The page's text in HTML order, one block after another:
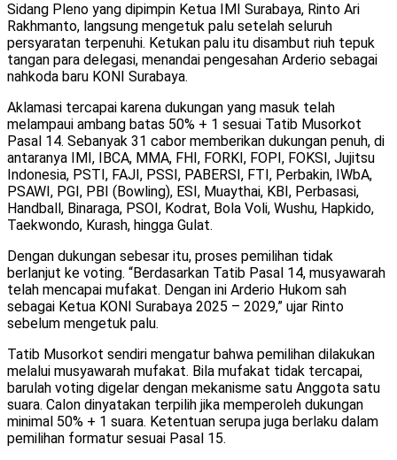
Sidang Pleno yang dipimpin Ketua IMI Surabaya, Rinto Ari
Rakhmanto, langsung mengetuk palu setelah seluruh
persyaratan terpenuhi. Ketukan palu itu disambut riuh tepuk
tangan para delegasi, menandai pengesahan Arderio sebagai
nahkoda baru KONI Surabaya.
Aklamasi tercapai karena dukungan yang masuk telah
melampaui ambang batas 50% + 1 sesuai Tatib Musorkot
Pasal 14. Sebanyak 31 cabor memberikan dukungan penuh, di
antaranya IMI, IBCA, MMA, FHI, FORKI, FOPI, FOKSI, Jujitsu
Indonesia, PSTI, FAJI, PSSI, PABERSI, FTI, Perbakin, IWbA,
PSAWI, PGI, PBI (Bowling), ESI, Muaythai, KBI, Perbasasi,
Handball, Binaraga, PSOI, Kodrat, Bola Voli, Wushu, Hapkido,
Taekwondo, Kurash, hingga Gulat.
Dengan dukungan sebesar itu, proses pemilihan tidak
berlanjut ke voting. “Berdasarkan Tatib Pasal 14, musyawarah
telah mencapai mufakat. Dengan ini Arderio Hukom sah
sebagai Ketua KONI Surabaya 2025 – 2029,” ujar Rinto
sebelum mengetuk palu.
Tatib Musorkot sendiri mengatur bahwa pemilihan dilakukan
melalui musyawarah mufakat. Bila mufakat tidak tercapai,
barulah voting digelar dengan mekanisme satu Anggota satu
suara. Calon dinyatakan terpilih jika memperoleh dukungan
minimal 50% + 1 suara. Ketentuan serupa juga berlaku dalam
pemilihan formatur sesuai Pasal 15.